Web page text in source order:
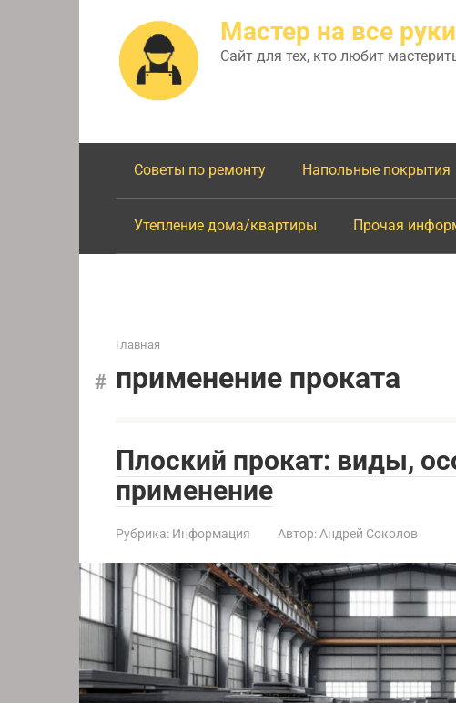
Мастер на все руки
Сайт для тех, кто любит
Советы по ремонту Напольные покрытия
Утепление дома/квартиры Прочая
Главная
применение проката
Плоский прокат: виды,
применение
Рубрика: Информация Автор: Андрей Соколов